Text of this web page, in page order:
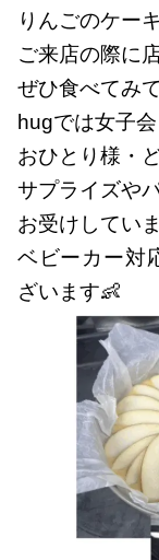
りんごのケー
ご来店の際に
ぜひ食べてみ
hugでは女子
おひとり様・
サプライズや
お受けしてい
ベビーカー対
ざいます👶